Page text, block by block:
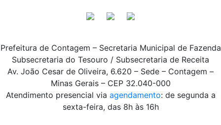
Prefeitura de Contagem – Secretaria Municipal de Fazenda
Subsecretaria do Tesouro / Subsecretaria de Receita
Av. João Cesar de Oliveira, 6.620 – Sede – Contagem –
Minas Gerais – CEP 32.040-000
Atendimento presencial via agendamento: de segunda a
sexta-feira, das 8h às 16h